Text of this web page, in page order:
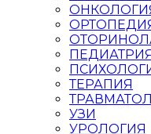
ТЕРАПИЯ
УЗИ
УРОЛОГИЯ